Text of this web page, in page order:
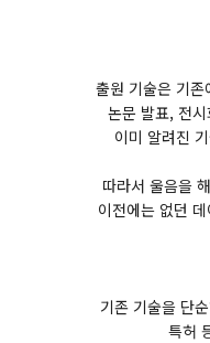
출원 기술은 기
논문 발표, 전
이미 알려진
따라서 울음을
이전에는 없던
기존 기술을 단
특허